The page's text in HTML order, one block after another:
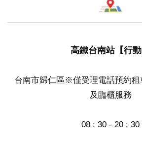
高鐵台南站【行動
台南市歸仁區※僅受理電話預約租
及臨櫃服務
08 : 30 - 20 : 30